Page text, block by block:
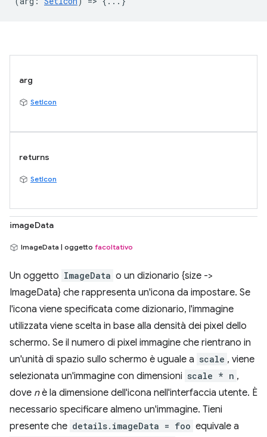
arg
SetIcon
returns
SetIcon
imageData
ImageData | oggetto facoltativo
Un oggetto ImageData o un dizionario {size ->
ImageData} che rappresenta un'icona da impostare. Se
l'icona viene specificata come dizionario, l'immagine
utilizzata viene scelta in base alla densità dei pixel dello
schermo. Se il numero di pixel immagine che rientrano in
un'unità di spazio sullo schermo è uguale a scale , viene
selezionata un'immagine con dimensioni scale * n ,
dove nè la dimensione dell'icona nell'interfaccia utente. È
necessario specificare almeno un'immagine. Tieni
presente che details.imageData = foo equivale a